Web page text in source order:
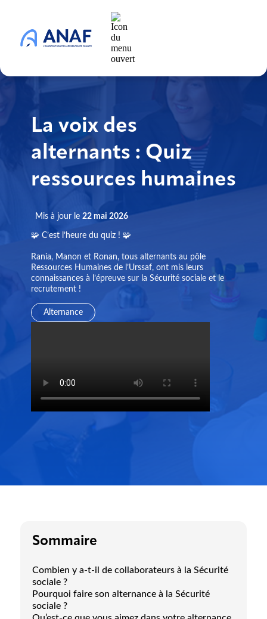
La voix des
alternants : Quiz
ressources humaines
Mis à jour le 22 mai 2026
🧩 C’est l’heure du quiz ! 🧩
Rania, Manon et Ronan, tous alternants au pôle
Ressources Humaines de l’Urssaf, ont mis leurs
connaissances à l’épreuve sur la Sécurité sociale et le
recrutement !
Alternance
Sommaire
Combien y a-t-il de collaborateurs à la Sécurité
sociale ?
Pourquoi faire son alternance à la Sécurité
sociale ?